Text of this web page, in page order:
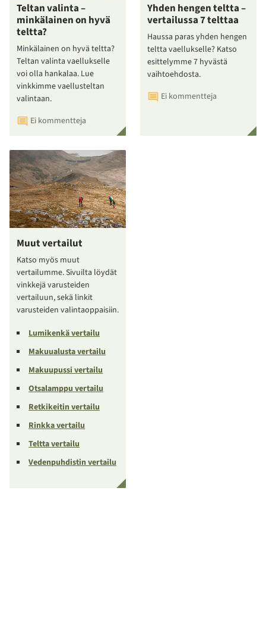
Teltan valinta –
minkälainen on hyvä
teltta?
Minkälainen on hyvä teltta?
Teltan valinta vaellukselle
voi olla hankalaa. Lue
vinkkimme vaellusteltan
valintaan.
Ei kommentteja
Yhden hengen teltta –
vertailussa 7 telttaa
Haussa paras yhden hengen
teltta vaellukselle? Katso
esittelymme 7 hyvästä
vaihtoehdosta.
Ei kommentteja
Muut vertailut
Katso myös muut
vertailumme. Sivuilta löydät
vinkkejä varusteiden
vertailuun, sekä linkit
varusteiden valintaoppaisiin.
Lumikenkä vertailu
Makuualusta vertailu
Makuupussi vertailu
Otsalamppu vertailu
Retkikeitin vertailu
Rinkka vertailu
Teltta vertailu
Vedenpuhdistin vertailu